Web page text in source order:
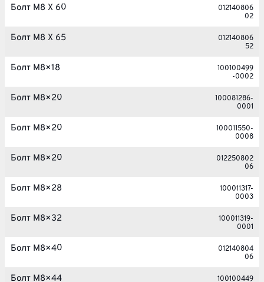
Болт M8 X 60
012140806
02
Болт M8 X 65
012140806
52
Болт M8×18
100100499
-0002
Болт M8×20
100081286-
0001
Болт M8×20
100011550-
0008
Болт M8×20
012250802
06
Болт M8×28
100011317-
0003
Болт M8×32
100011319-
0001
Болт M8×40
012140804
06
Болт M8×44
100100449